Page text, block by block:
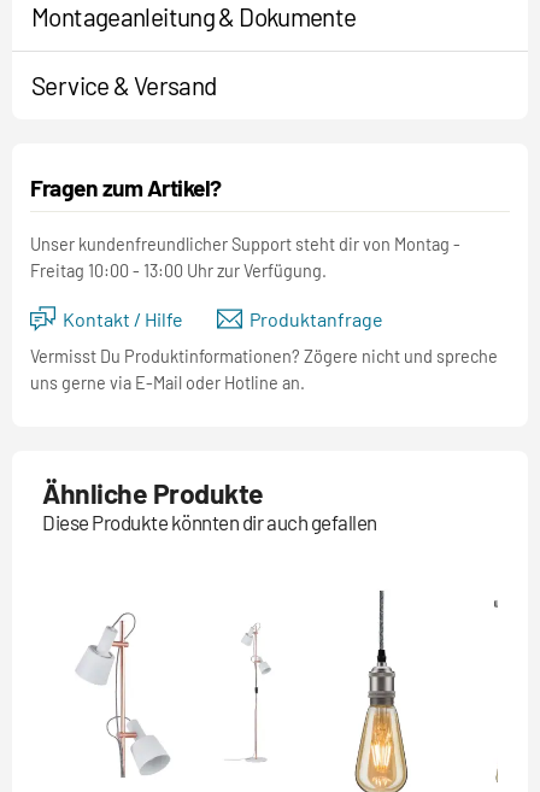
Montageanleitung & Dokumente
Service & Versand
Fragen zum Artikel?
Unser kundenfreundlicher Support steht dir von Montag -
Freitag 10:00 - 13:00 Uhr zur Verfügung.
Kontakt / Hilfe Produktanfrage
Vermisst Du Produktinformationen? Zögere nicht und spreche
uns gerne via E-Mail oder Hotline an.
Ähnliche Produkte
Diese Produkte könnten dir auch gefallen